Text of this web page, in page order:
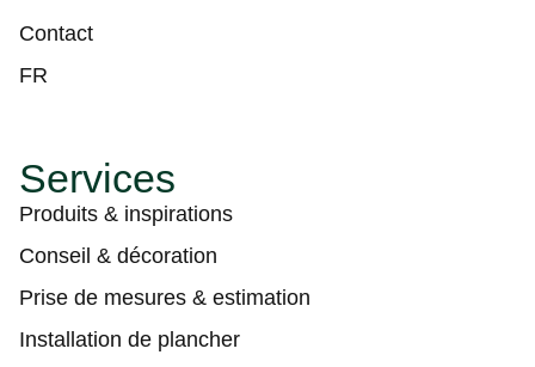
Contact
FR
Services
Produits & inspirations
Conseil & décoration
Prise de mesures & estimation
Installation de plancher